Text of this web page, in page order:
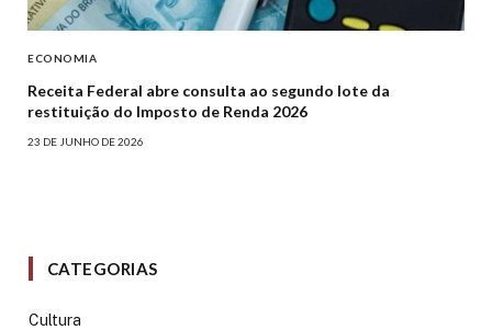
ECONOMIA
Receita Federal abre consulta ao segundo lote da
restituição do Imposto de Renda 2026
23 DE JUNHO DE 2026
CATEGORIAS
Cultura